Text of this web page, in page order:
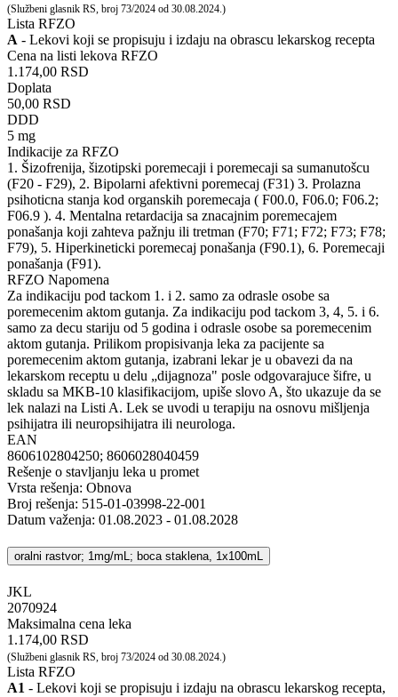
(Službeni glasnik RS, broj 73/2024 od 30.08.2024.)
Lista RFZO
A - Lekovi koji se propisuju i izdaju na obrascu lekarskog recepta
Cena na listi lekova RFZO
1.174,00 RSD
Doplata
50,00 RSD
DDD
5 mg
Indikacije za RFZO
1. Šizofrenija, šizotipski poremecaji i poremecaji sa sumanutošcu
(F20 - F29), 2. Bipolarni afektivni poremecaj (F31) 3. Prolazna
psihoticna stanja kod organskih poremecaja ( F00.0, F06.0; F06.2;
F06.9 ). 4. Mentalna retardacija sa znacajnim poremecajem
ponašanja koji zahteva pažnju ili tretman (F70; F71; F72; F73; F78;
F79), 5. Hiperkineticki poremecaj ponašanja (F90.1), 6. Poremecaji
ponašanja (F91).
RFZO Napomena
Za indikaciju pod tackom 1. i 2. samo za odrasle osobe sa
poremecenim aktom gutanja. Za indikaciju pod tackom 3, 4, 5. i 6.
samo za decu stariju od 5 godina i odrasle osobe sa poremecenim
aktom gutanja. Prilikom propisivanja leka za pacijente sa
poremecenim aktom gutanja, izabrani lekar je u obavezi da na
lekarskom receptu u delu „dijagnoza" posle odgovarajuce šifre, u
skladu sa MKB-10 klasifikacijom, upiše slovo A, što ukazuje da se
lek nalazi na Listi A. Lek se uvodi u terapiju na osnovu mišljenja
psihijatra ili neuropsihijatra ili neurologa.
EAN
8606102804250; 8606028040459
Rešenje o stavljanju leka u promet
Vrsta rešenja: Obnova
Broj rešenja: 515-01-03998-22-001
Datum važenja: 01.08.2023 - 01.08.2028
oralni rastvor; 1mg/mL; boca staklena, 1x100mL
JKL
‍2070924
Maksimalna cena leka
1.174,00 RSD
(Službeni glasnik RS, broj 73/2024 od 30.08.2024.)
Lista RFZO
A1 - Lekovi koji se propisuju i izdaju na obrascu lekarskog recepta,